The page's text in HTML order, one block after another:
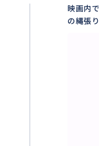
映画内
の縄張